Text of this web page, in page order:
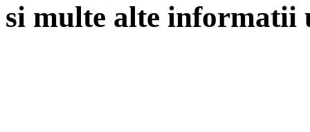
si multe alte informatii